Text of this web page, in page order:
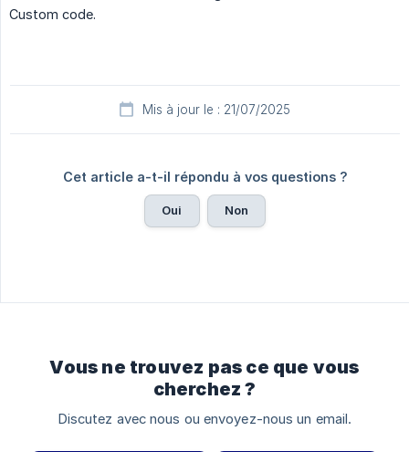
Custom code.
Mis à jour le : 21/07/2025
Cet article a-t-il répondu à vos questions ?
Oui Non
Vous ne trouvez pas ce que vous
cherchez ?
Discutez avec nous ou envoyez-nous un email.